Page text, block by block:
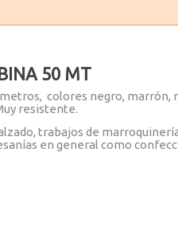
50 MT
colores negro, marrón,
resistente.
trabajos de
en general como